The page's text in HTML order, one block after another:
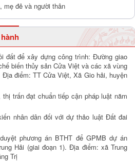
mẹ đẻ và người thân
đất để xây dựng công trình: Đường giao
biến thủy sản Cửa Việt và các xã vùng
điểm: TT Cửa Việt, Xã Gio hải, huyện
trấn đạt chuẩn tiếp cận pháp luật năm
nhân dân đối với dự thảo luật Đất đai
phương án BTHT để GPMB dự án
Hải (giai đoạn 1). Địa điểm: xã Trung
Trị